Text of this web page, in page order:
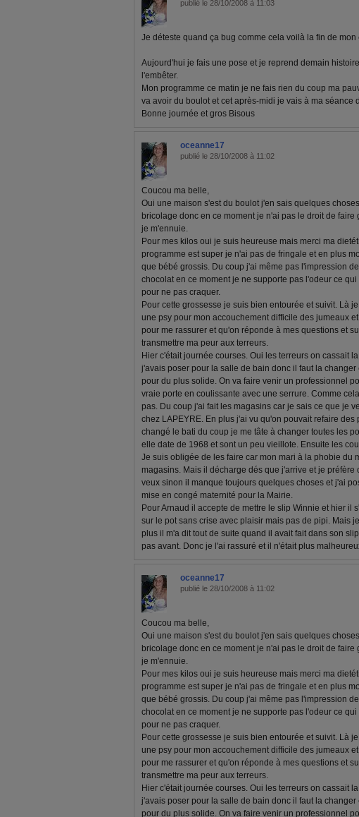
publié le 28/10/2008 à 11:03
Je déteste quand ça bug comme cela voilà la fin de mon
Aujourd'hui je fais une pose et je reprend demain
l'embêter.
Mon programme ce matin je ne fais rien du coup ma
va avoir du boulot et cet après-midi je vais à ma séance
Bonne journée et gros Bisous
oceanne17
publié le 28/10/2008 à 11:02
Coucou ma belle,
Oui une maison s'est du boulot j'en sais quelques
bricolage donc en ce moment je n'ai pas le droit de faire
je m'ennuie.
Pour mes kilos oui je suis heureuse mais merci ma
programme est super je n'ai pas de fringale et en plus
que bébé grossis. Du coup j'ai même pas l'impression
chocolat en ce moment je ne supporte pas l'odeur ce
pour ne pas craquer.
Pour cette grossesse je suis bien entourée et suivit. Là
une psy pour mon accouchement difficile des jumeaux
pour me rassurer et qu'on réponde à mes questions et
transmettre ma peur aux terreurs.
Hier c'était journée courses. Oui les terreurs on cassait
j'avais poser pour la salle de bain donc il faut la changer
pour du plus solide. On va faire venir un professionnel
vraie porte en coulissante avec une serrure. Comme
pas. Du coup j'ai fait les magasins car je sais ce que je
chez LAPEYRE. En plus j'ai vu qu'on pouvait refaire des
changé le bati du coup je me tâte à changer toutes les
elle date de 1968 et sont un peu vieillote. Ensuite les
Je suis obligée de les faire car mon mari à la phobie du
magasins. Mais il décharge dés que j'arrive et je préfère
veux sinon il manque toujours quelques choses et j'ai
mise en congé maternité pour la Mairie.
Pour Arnaud il accepte de mettre le slip Winnie et hier il
sur le pot sans crise avec plaisir mais pas de pipi. Mais
plus il m'a dit tout de suite quand il avait fait dans son
pas avant. Donc je l'ai rassuré et il n'était plus
oceanne17
publié le 28/10/2008 à 11:02
Coucou ma belle,
Oui une maison s'est du boulot j'en sais quelques
bricolage donc en ce moment je n'ai pas le droit de faire
je m'ennuie.
Pour mes kilos oui je suis heureuse mais merci ma
programme est super je n'ai pas de fringale et en plus
que bébé grossis. Du coup j'ai même pas l'impression
chocolat en ce moment je ne supporte pas l'odeur ce
pour ne pas craquer.
Pour cette grossesse je suis bien entourée et suivit. Là
une psy pour mon accouchement difficile des jumeaux
pour me rassurer et qu'on réponde à mes questions et
transmettre ma peur aux terreurs.
Hier c'était journée courses. Oui les terreurs on cassait
j'avais poser pour la salle de bain donc il faut la changer
pour du plus solide. On va faire venir un professionnel